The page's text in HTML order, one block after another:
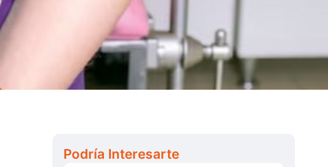
Podría Interesarte